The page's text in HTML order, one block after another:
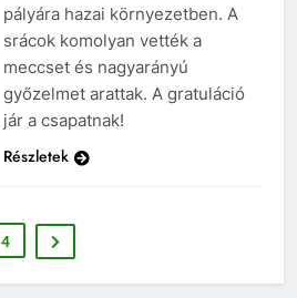
pályára hazai környezetben. A
srácok komolyan vették a
meccset és nagyarányú
győzelmet arattak. A gratuláció
jár a csapatnak!
Részletek
4